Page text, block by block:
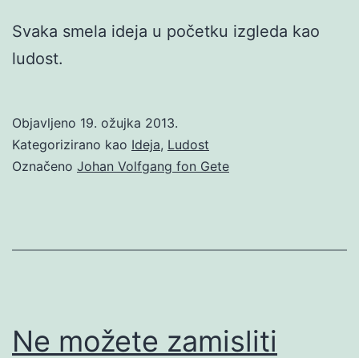
Svaka smela ideja u početku izgleda kao
ludost.
Objavljeno 19. ožujka 2013.
Kategorizirano kao Ideja, Ludost
Označeno Johan Volfgang fon Gete
Ne možete zamisliti